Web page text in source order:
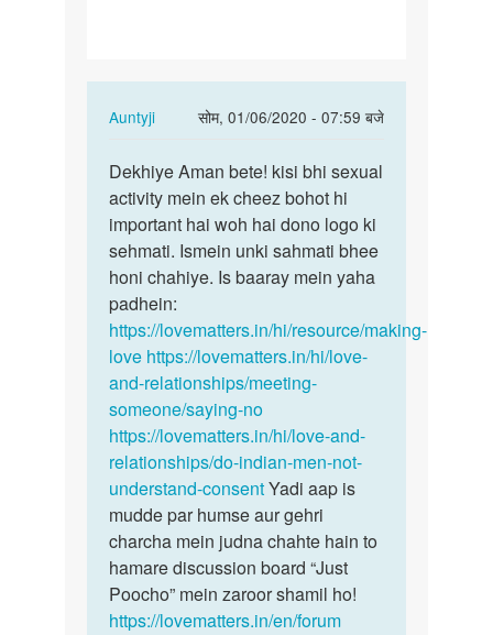
Auntyji
सोम, 01/06/2020 - 07:59 बजे
In
to
Hello
auntyji
aunty
mera…
by
Aman
Dekhiye
Aman
bete!
kisi
bhi…
Dekhiye Aman bete! kisi bhi sexual
activity mein ek cheez bohot hi
important hai woh hai dono logo ki
sehmati. Ismein unki sahmati bhee
honi chahiye. Is baaray mein yaha
padhein:
https://lovematters.in/hi/resource/making-
love https://lovematters.in/hi/love-
and-relationships/meeting-
someone/saying-no
https://lovematters.in/hi/love-and-
relationships/do-indian-men-not-
understand-consentYadi aap is
mudde par humse aur gehri
charcha mein judna chahte hain to
hamare discussion board “Just
Poocho” mein zaroor shamil ho!
https://lovematters.in/en/forum